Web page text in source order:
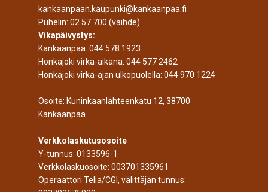
kankaanpaan.kaupunki@kankaanpaa.fi
Puhelin: 02 57 700 (vaihde)
Vikapäivystys:
Kankaanpää: 044 578 1923
Honkajoki virka-aikana: 044 577 2462
Honkajoki virka-ajan ulkopuolella: 044 970 1224
Osoite: Kuninkaanlähteenkatu 12, 38700
Kankaanpää
Verkkolaskutusosoite
Y-tunnus: 0133596-1
Verkkolaskuosoite: 003701335961
Operaattori Telia/CGI, välittäjän tunnus: